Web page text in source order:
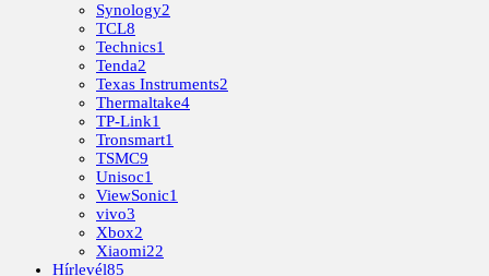
Synology2
TCL8
Technics1
Tenda2
Texas Instruments2
Thermaltake4
TP-Link1
Tronsmart1
TSMC9
Unisoc1
ViewSonic1
vivo3
Xbox2
Xiaomi22
Hírlevél85